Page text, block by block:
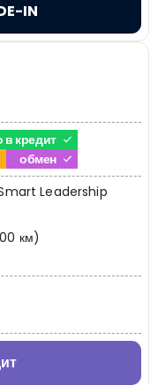
IN
кредит
обмен
Leadership
км)